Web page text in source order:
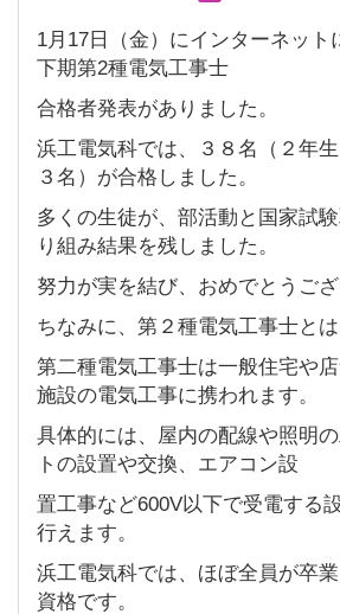
1月17日（金）にインターネット
下期第2種電気工事士
合格者発表がありました。
浜工電気科では、３８名（２年
３名）が合格しました。
多くの生徒が、部活動と国家試
り組み結果を残しました。
努力が実を結び、おめでとうござ
ちなみに、第２種電気工事士とは
第二種電気工事士は一般住宅や
施設の電気工事に携われます。
具体的には、屋内の配線や照明
トの設置や交換、エアコン設
置工事など600V以下で受電する
行えます。
浜工電気科では、ほぼ全員が卒
資格です。